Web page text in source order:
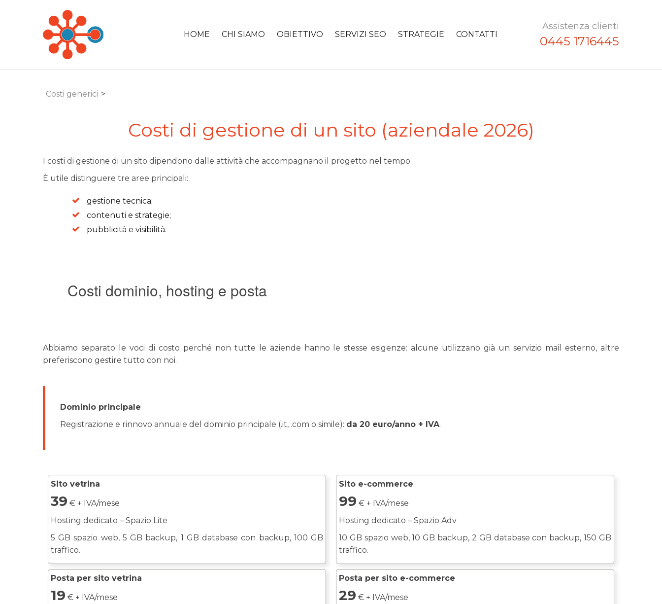
HOME CHI SIAMO OBIETTIVO SERVIZI SEO STRATEGIE CONTATTI
Assistenza clienti
0445 1716445
Costi generici >
Costi di gestione di un sito (aziendale 2026)
I costi di gestione di un sito dipendono dalle attività che accompagnano il progetto nel tempo.
È utile distinguere tre aree principali:
gestione tecnica;
contenuti e strategie;
pubblicità e visibilità.
Costi dominio, hosting e posta
Abbiamo separato le voci di costo perché non tutte le aziende hanno le stesse esigenze: alcune utilizzano già un servizio mail esterno, altre
preferiscono gestire tutto con noi.
Dominio principale
Registrazione e rinnovo annuale del dominio principale (.it, .com o simile): da 20 euro/anno + IVA.
Sito vetrina
39 € + IVA/mese
Hosting dedicato – Spazio Lite
5 GB spazio web, 5 GB backup, 1 GB database con backup, 100 GB
traffico.
Posta per sito vetrina
19 € + IVA/mese
Sito e-commerce
99 € + IVA/mese
Hosting dedicato – Spazio Adv
10 GB spazio web, 10 GB backup, 2 GB database con backup, 150 GB
traffico.
Posta per sito e-commerce
29 € + IVA/mese